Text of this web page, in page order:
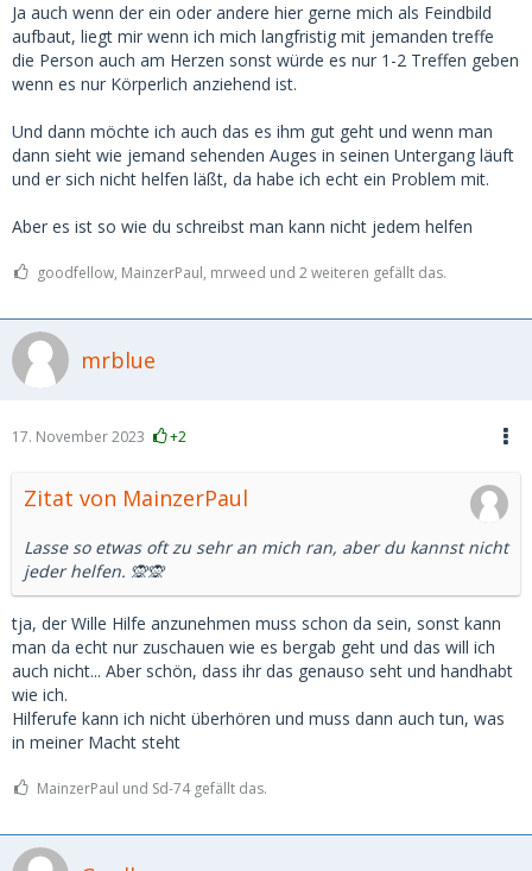
Ja auch wenn der ein oder andere hier gerne mich als Feindbild
aufbaut, liegt mir wenn ich mich langfristig mit jemanden treffe
die Person auch am Herzen sonst würde es nur 1-2 Treffen geben
wenn es nur Körperlich anziehend ist.
Und dann möchte ich auch das es ihm gut geht und wenn man
dann sieht wie jemand sehenden Auges in seinen Untergang läuft
und er sich nicht helfen läßt, da habe ich echt ein Problem mit.
Aber es ist so wie du schreibst man kann nicht jedem helfen
goodfellow, MainzerPaul, mrweed und 2 weiteren gefällt das.
mrblue
17. November 2023 +2
Zitat von MainzerPaul
Lasse so etwas oft zu sehr an mich ran, aber du kannst nicht
jeder helfen. 🙊🙊
tja, der Wille Hilfe anzunehmen muss schon da sein, sonst kann
man da echt nur zuschauen wie es bergab geht und das will ich
auch nicht... Aber schön, dass ihr das genauso seht und handhabt
wie ich.
Hilferufe kann ich nicht überhören und muss dann auch tun, was
in meiner Macht steht
MainzerPaul und Sd-74 gefällt das.